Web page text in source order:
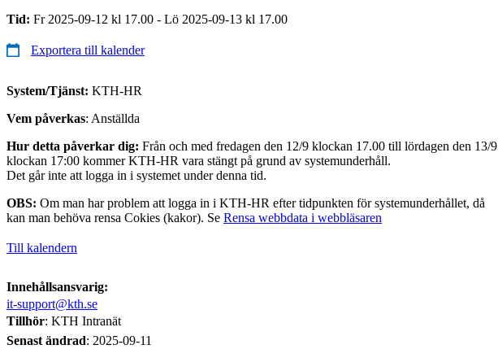
Tid: Fr 2025-09-12 kl 17.00 - Lö 2025-09-13 kl 17.00
Exportera till kalender
System/Tjänst: KTH-HR
Vem påverkas: Anställda
Hur detta påverkar dig: Från och med fredagen den 12/9 klockan 17.00 till lördagen den 13/9
klockan 17:00 kommer KTH-HR vara stängt på grund av systemunderhåll.
Det går inte att logga in i systemet under denna tid.
OBS: Om man har problem att logga in i KTH-HR efter tidpunkten för systemunderhållet, då
kan man behöva rensa Cokies (kakor). Se Rensa webbdata i webbläsaren
Till kalendern
Innehållsansvarig:
it-support@kth.se
Tillhör: KTH Intranät
Senast ändrad: 2025-09-11